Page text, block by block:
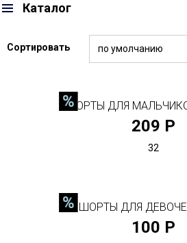
Каталог
Сортировать по умолчанию
ШОРТЫ ДЛЯ
209 Р
32
ШОРТЫ ДЛЯ
100 Р